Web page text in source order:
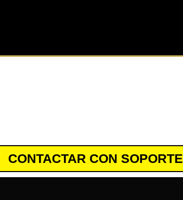
CONTACTAR CON SOPORTE